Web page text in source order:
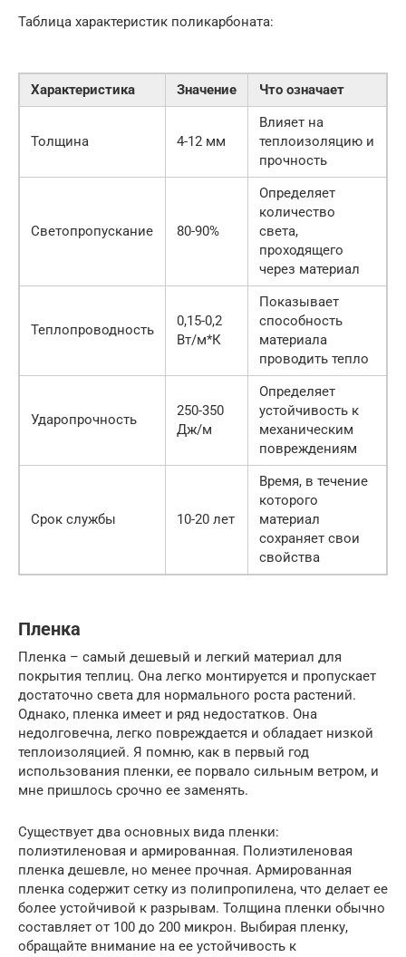
Таблица характеристик поликарбоната:
Характеристика Значение Что означает
Толщина 4-12 мм
Влияет на
теплоизоляцию и
прочность
Светопропускание 80-90%
Определяет
количество
света,
проходящего
через материал
Теплопроводность
0,15-0,2
Вт/м*К
Показывает
способность
материала
проводить тепло
Ударопрочность
250-350
Дж/м
Определяет
устойчивость к
механическим
повреждениям
Срок службы 10-20 лет
Время, в течение
которого
материал
сохраняет свои
свойства
Пленка
Пленка – самый дешевый и легкий материал для
покрытия теплиц. Она легко монтируется и пропускает
достаточно света для нормального роста растений.
Однако, пленка имеет и ряд недостатков. Она
недолговечна, легко повреждается и обладает низкой
теплоизоляцией. Я помню, как в первый год
использования пленки, ее порвало сильным ветром, и
мне пришлось срочно ее заменять.
Существует два основных вида пленки:
полиэтиленовая и армированная. Полиэтиленовая
пленка дешевле, но менее прочная. Армированная
пленка содержит сетку из полипропилена, что делает ее
более устойчивой к разрывам. Толщина пленки обычно
составляет от 100 до 200 микрон. Выбирая пленку,
обращайте внимание на ее устойчивость к